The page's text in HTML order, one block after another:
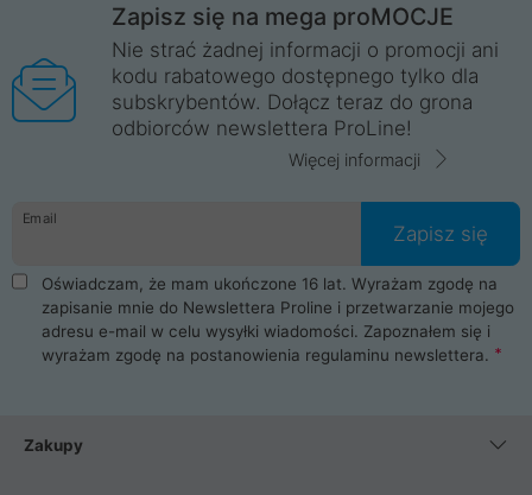
Zapisz się na mega proMOCJE
Nie strać żadnej informacji o promocji ani
kodu rabatowego dostępnego tylko dla
subskrybentów. Dołącz teraz do grona
odbiorców newslettera ProLine!
Więcej informacji
Email
Zapisz się
Oświadczam, że mam ukończone 16 lat. Wyrażam zgodę na
zapisanie mnie do Newslettera Proline i przetwarzanie mojego
adresu e-mail w celu wysyłki wiadomości. Zapoznałem się i
wyrażam zgodę na postanowienia regulaminu newslettera.
Zakupy